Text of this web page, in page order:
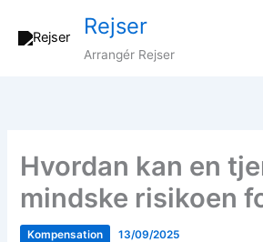
Rejser
Arrangér Rejser
Hvordan kan en
mindske risikoen
Kompensation 13/09/2025